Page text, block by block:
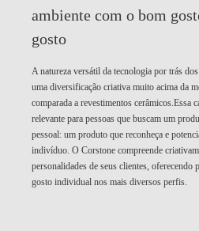
ambiente com o bom
gosto
A natureza versátil da tecnologia por trás
uma diversificação criativa muito acima da
comparada a revestimentos cerâmicos.Essa
relevante para pessoas que buscam um
pessoal: um produto que reconheça e
indivíduo. O Corstone compreende
personalidades de seus clientes, oferecendo
gosto individual nos mais diversos perfis.